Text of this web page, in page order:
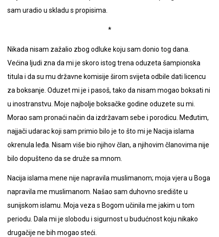
sam uradio u skladu s propisima.
*
Nikada nisam zažalio zbog odluke koju sam donio tog dana.
Većina ljudi zna da mi je skoro istog trena oduzeta šampionska
titula i da su mu državne komisije širom svijeta odbile dati licencu
za boksanje. Oduzet mi je i pasoš, tako da nisam mogao boksati ni
u inostranstvu. Moje najbolje boksačke godine oduzete su mi.
Morao sam pronaći način da izdržavam sebe i porodicu. Međutim,
najjači udarac koji sam primio bilo je to što mi je Nacija islama
okrenula leđa. Nisam više bio njihov član, a njihovim članovima nije
bilo dopušteno da se druže sa mnom.
Nacija islama mene nije napravila muslimanom; moja vjera u Boga
napravila me muslimanom. Našao sam duhovno središte u
sunijskom islamu. Moja veza s Bogom učinila me jakim u tom
periodu. Dala mi je slobodu i sigurnost u budućnost koju nikako
drugačije ne bih mogao steći.